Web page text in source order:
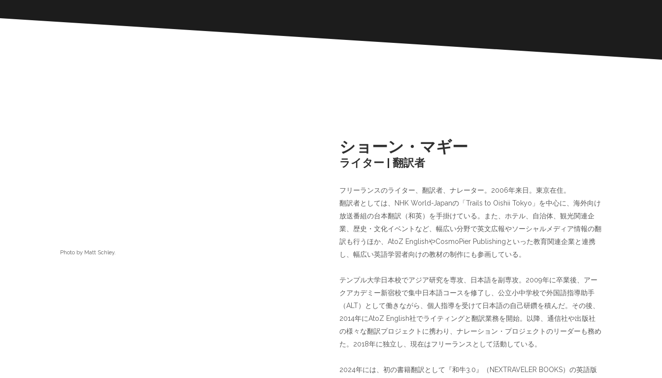
Photo by Matt Schley.
ショーン・マギー
ライター | 翻訳者
フリーランスのライター、翻訳者、ナレーター。2006年来日。東京在住。
翻訳者としては、NHK World-Japanの「Trails to Oishii Tokyo」を中心に、海外向け
放送番組の台本翻訳（和英）を手掛けている。また、ホテル、自治体、観光関連企
業、歴史・文化イベントなど、幅広い分野で英文広報やソーシャルメディア情報の翻
訳も行うほか、AtoZ EnglishやCosmoPier Publishingといった教育関連企業と連携
し、幅広い英語学習者向けの教材の制作にも参画している。
テンプル大学日本校でアジア研究を専攻、日本語を副専攻。2009年に卒業後、アー
クアカデミー新宿校で集中日本語コースを修了し、公立小中学校で外国語指導助手
（ALT）として働きながら、個人指導を受けて日本語の自己研鑽を積んだ。その後、
2014年にAtoZ English社でライティングと翻訳業務を開始。以降、通信社や出版社
の様々な翻訳プロジェクトに携わり、ナレーション・プロジェクトのリーダーも務め
た。2018年に独立し、現在はフリーランスとして活動している。
2024年には、初の書籍翻訳として『和牛3.0』（NEXTRAVELER BOOKS）の英語版